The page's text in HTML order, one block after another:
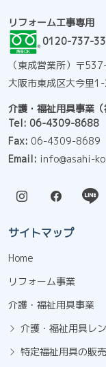
リフォーム工事専用
0120-737-
（東成営業所）〒
大阪市東成区大今里
介護・福祉用具事業（
Tel: 06-4309-8688
Fax: 06-4309-8689
Email: info@asahi-
サイトマップ
Home
リフォーム事業
介護・福祉用具事業
介護・福祉用具レ
特定福祉用具の販売